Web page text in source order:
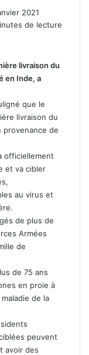
2021
de lecture
livraison du
en Inde, a
que le
livraison du
provenance de
officiellement
et va cibler
au virus et
de plus de
Armées
de
de 75 ans
en proie à
de la
peuvent
avoir des